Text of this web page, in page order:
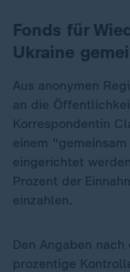
Fonds für
Ukraine
Aus anonymen
an die
Korrespondentin
einem
eingerichtet
Prozent der
einzahlen.
Den Angaben
prozentige